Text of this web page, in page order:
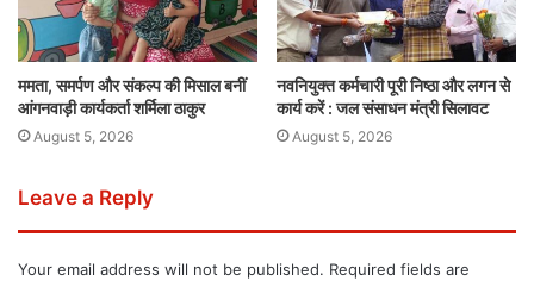
ममता, समर्पण और संकल्प की मिसाल बनीं
आंगनवाड़ी कार्यकर्ता शर्मिला ठाकुर
August 5, 2026
नवनियुक्त कर्मचारी पूरी निष्ठा और लगन से
कार्य करें : जल संसाधन मंत्री सिलावट
August 5, 2026
Leave a Reply
Your email address will not be published. Required fields are